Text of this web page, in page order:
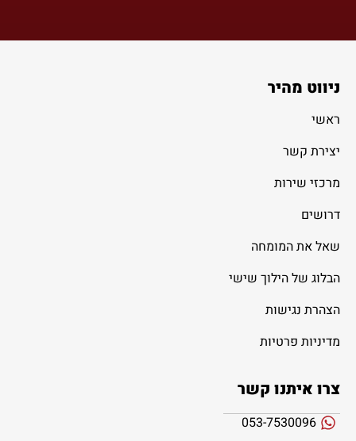
ניווט מהיר
ראשי
יצירת קשר
מרכזי שירות
דרושים
שאל את המומחה
הבלוג של הילוך שישי
הצהרת נגישות
מדיניות פרטיות
צרו איתנו קשר
053-7530096